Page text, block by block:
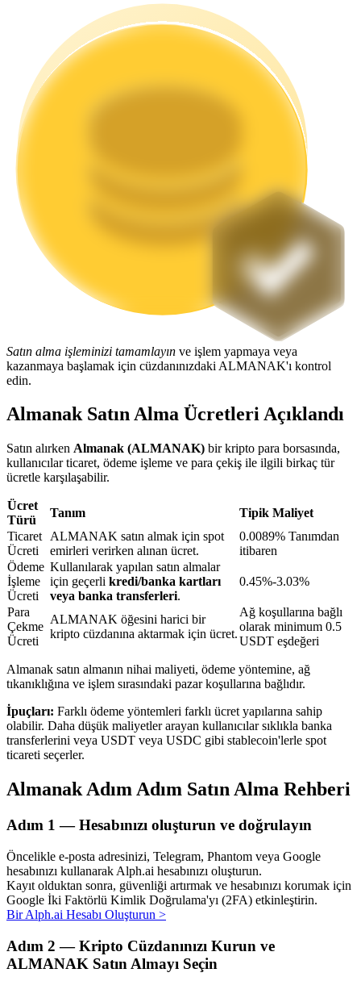
Staking
Yüksek getiri ve anında erişim
Popüler token'lar kazanmak için esnek staking
BTR Kilitleme
Krediler
Kripto destekli borçlanma hizmeti
Otomatik Yatırım
Uzun vadeli kâr ve esnek çıkarlar elde edin
Satın alma işleminizi tamamlayın ve işlem yapmaya veya
kazanmaya başlamak için cüzdanınızdaki ALMANAK'ı kontrol
edin.
Almanak Satın Alma Ücretleri Açıklandı
Satın alırken Almanak (ALMANAK) bir kripto para borsasında,
kullanıcılar ticaret, ödeme işleme ve para çekiş ile ilgili birkaç tür
ücretle karşılaşabilir.
Ücret
Türü
Tanım
Tipik Maliyet
Ticaret
Ücreti
ALMANAK satın almak için spot
emirleri verirken alınan ücret.
0.0089% Tanımdan
itibaren
Ödeme
İşleme
Ücreti
Kullanılarak yapılan satın almalar
için geçerli kredi/banka kartları
veya banka transferleri.
0.45%-3.03%
Para
Çekme
Ücreti
ALMANAK öğesini harici bir
kripto cüzdanına aktarmak için ücret.
Ağ koşullarına bağlı
olarak minimum 0.5
USDT eşdeğeri
Almanak satın almanın nihai maliyeti, ödeme yöntemine, ağ
tıkanıklığına ve işlem sırasındaki pazar koşullarına bağlıdır.
İpuçları: Farklı ödeme yöntemleri farklı ücret yapılarına sahip
olabilir. Daha düşük maliyetler arayan kullanıcılar sıklıkla banka
transferlerini veya USDT veya USDC gibi stablecoin'lerle spot
ticareti seçerler.
Almanak Adım Adım Satın Alma Rehberi
Adım 1 —Hesabınızı oluşturun ve doğrulayın
Öncelikle e-posta adresinizi, Telegram, Phantom veya Google
hesabınızı kullanarak Alph.ai hesabınızı oluşturun.
Kayıt olduktan sonra, güvenliği artırmak ve hesabınızı korumak için
Google İki Faktörlü Kimlik Doğrulama'yı (2FA) etkinleştirin.
Bir Alph.ai Hesabı Oluşturun >
Adım 2 — Kripto Cüzdanınızı Kurun ve
ALMANAK Satın Almayı Seçin